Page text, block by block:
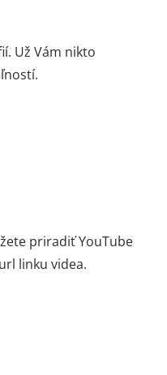
Už Vám nikto
priradiť YouTube
linku videa.